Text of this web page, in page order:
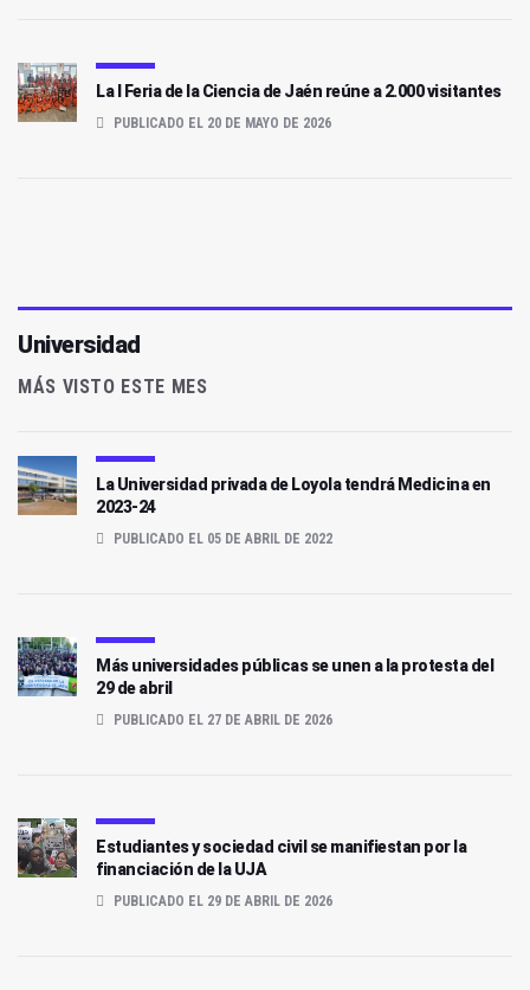
La I Feria de la Ciencia de Jaén reúne a 2.000 visitantes
PUBLICADO EL 20 DE MAYO DE 2026
Universidad
MÁS VISTO ESTE MES
La Universidad privada de Loyola tendrá Medicina en
2023-24
PUBLICADO EL 05 DE ABRIL DE 2022
Más universidades públicas se unen a la protesta del
29 de abril
PUBLICADO EL 27 DE ABRIL DE 2026
Estudiantes y sociedad civil se manifiestan por la
financiación de la UJA
PUBLICADO EL 29 DE ABRIL DE 2026